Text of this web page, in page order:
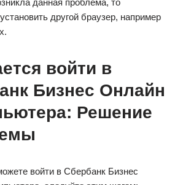
данная проблема, то
другой браузер, например
войти в
Бизнес Онлайн
Решение
войти в Сбербанк Бизнес